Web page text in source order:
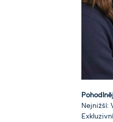
Nejnižší: